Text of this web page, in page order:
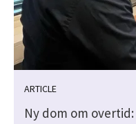
ARTICLE
Ny dom om